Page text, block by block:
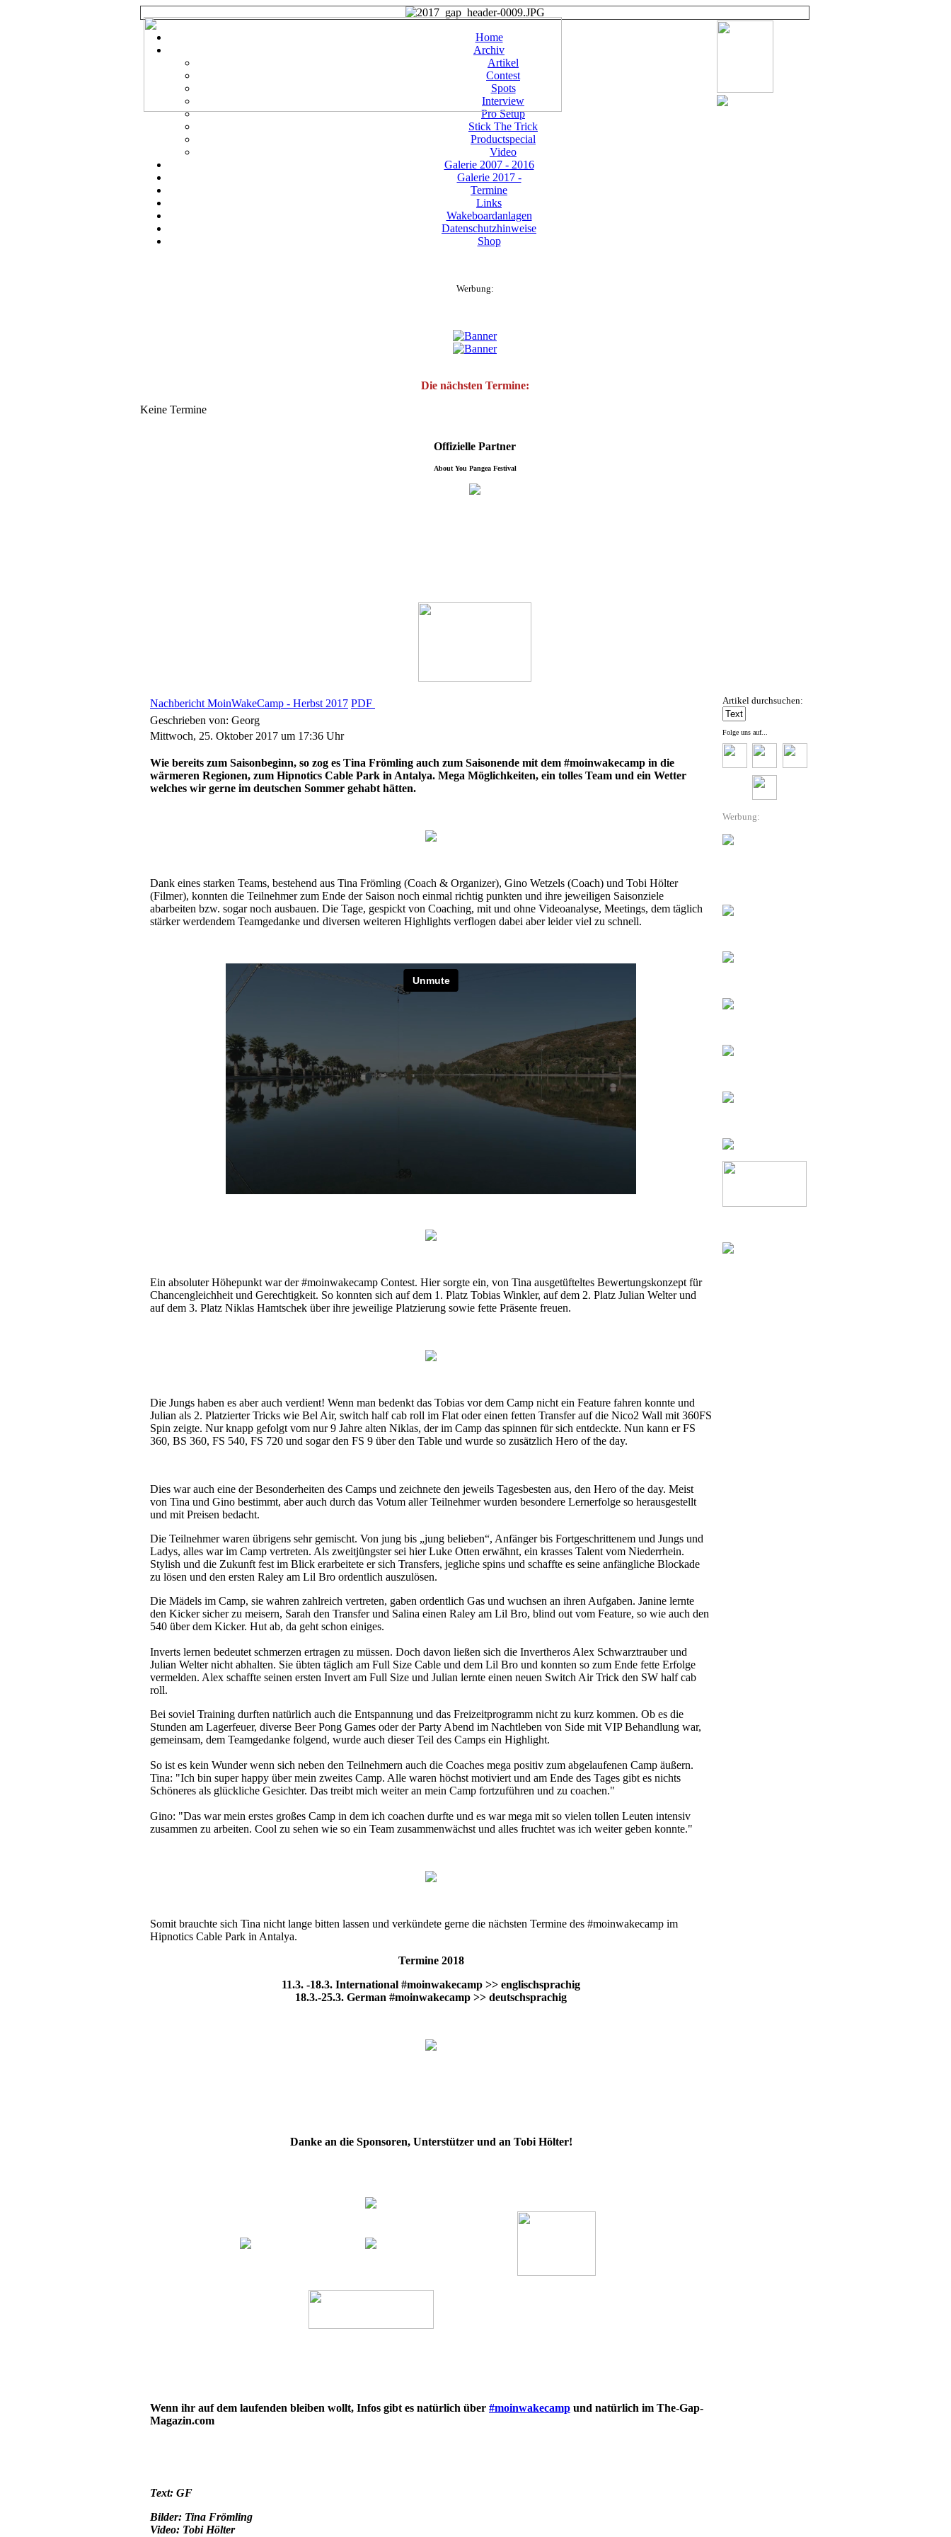
Home
Archiv
Artikel
Contest
Spots
Interview
Pro Setup
Stick The Trick
Productspecial
Video
Galerie 2007 - 2016
Galerie 2017 -
Termine
Links
Wakeboardanlagen
Datenschutzhinweise
Shop
Werbung:
Die nächsten Termine:
Keine Termine
Offizielle Partner
About You Pangea Festival
Nachbericht MoinWakeCamp - Herbst 2017 PDF
Geschrieben von: Georg
Mittwoch, 25. Oktober 2017 um 17:36 Uhr
Wie bereits zum Saisonbeginn, so zog es Tina Frömling auch zum Saisonende mit dem #moinwakecamp in die
wärmeren Regionen, zum Hipnotics Cable Park in Antalya. Mega Möglichkeiten, ein tolles Team und ein Wetter
welches wir gerne im deutschen Sommer gehabt hätten.
Dank eines starken Teams, bestehend aus Tina Frömling (Coach & Organizer), Gino Wetzels (Coach) und Tobi Hölter
(Filmer), konnten die Teilnehmer zum Ende der Saison noch einmal richtig punkten und ihre jeweiligen Saisonziele
abarbeiten bzw. sogar noch ausbauen. Die Tage, gespickt von Coaching, mit und ohne Videoanalyse, Meetings, dem täglich
stärker werdendem Teamgedanke und diversen weiteren Highlights verflogen dabei aber leider viel zu schnell.
Ein absoluter Höhepunkt war der #moinwakecamp Contest. Hier sorgte ein, von Tina ausgetüfteltes Bewertungskonzept für
Chancengleichheit und Gerechtigkeit. So konnten sich auf dem 1. Platz Tobias Winkler, auf dem 2. Platz Julian Welter und
auf dem 3. Platz Niklas Hamtschek über ihre jeweilige Platzierung sowie fette Präsente freuen.
Die Jungs haben es aber auch verdient! Wenn man bedenkt das Tobias vor dem Camp nicht ein Feature fahren konnte und
Julian als 2. Platzierter Tricks wie Bel Air, switch half cab roll im Flat oder einen fetten Transfer auf die Nico2 Wall mit 360FS
Spin zeigte. Nur knapp gefolgt vom nur 9 Jahre alten Niklas, der im Camp das spinnen für sich entdeckte. Nun kann er FS
360, BS 360, FS 540, FS 720 und sogar den FS 9 über den Table und wurde so zusätzlich Hero of the day.
Dies war auch eine der Besonderheiten des Camps und zeichnete den jeweils Tagesbesten aus, den Hero of the day. Meist
von Tina und Gino bestimmt, aber auch durch das Votum aller Teilnehmer wurden besondere Lernerfolge so herausgestellt
und mit Preisen bedacht.
Die Teilnehmer waren übrigens sehr gemischt. Von jung bis „jung belieben“, Anfänger bis Fortgeschrittenem und Jungs und
Ladys, alles war im Camp vertreten. Als zweitjüngster sei hier Luke Otten erwähnt, ein krasses Talent vom Niederrhein.
Stylish und die Zukunft fest im Blick erarbeitete er sich Transfers, jegliche spins und schaffte es seine anfängliche Blockade
zu lösen und den ersten Raley am Lil Bro ordentlich auszulösen.
Die Mädels im Camp, sie wahren zahlreich vertreten, gaben ordentlich Gas und wuchsen an ihren Aufgaben. Janine lernte
den Kicker sicher zu meisern, Sarah den Transfer und Salina einen Raley am Lil Bro, blind out vom Feature, so wie auch den
540 über dem Kicker. Hut ab, da geht schon einiges.
Inverts lernen bedeutet schmerzen ertragen zu müssen. Doch davon ließen sich die Invertheros Alex Schwarztrauber und
Julian Welter nicht abhalten. Sie übten täglich am Full Size Cable und dem Lil Bro und konnten so zum Ende fette Erfolge
vermelden. Alex schaffte seinen ersten Invert am Full Size und Julian lernte einen neuen Switch Air Trick den SW half cab
roll.
Bei soviel Training durften natürlich auch die Entspannung und das Freizeitprogramm nicht zu kurz kommen. Ob es die
Stunden am Lagerfeuer, diverse Beer Pong Games oder der Party Abend im Nachtleben von Side mit VIP Behandlung war,
gemeinsam, dem Teamgedanke folgend, wurde auch dieser Teil des Camps ein Highlight.
So ist es kein Wunder wenn sich neben den Teilnehmern auch die Coaches mega positiv zum abgelaufenen Camp äußern.
Tina: "Ich bin super happy über mein zweites Camp. Alle waren höchst motiviert und am Ende des Tages gibt es nichts
Schöneres als glückliche Gesichter. Das treibt mich weiter an mein Camp fortzuführen und zu coachen."
Gino: "Das war mein erstes großes Camp in dem ich coachen durfte und es war mega mit so vielen tollen Leuten intensiv
zusammen zu arbeiten. Cool zu sehen wie so ein Team zusammenwächst und alles fruchtet was ich weiter geben konnte."
Somit brauchte sich Tina nicht lange bitten lassen und verkündete gerne die nächsten Termine des #moinwakecamp im
Hipnotics Cable Park in Antalya.
Termine 2018
11.3. -18.3. International #moinwakecamp >> englischsprachig
18.3.-25.3. German #moinwakecamp >> deutschsprachig
Danke an die Sponsoren, Unterstützer und an Tobi Hölter!
Wenn ihr auf dem laufenden bleiben wollt, Infos gibt es natürlich über #moinwakecamp und natürlich im The-Gap-
Magazin.com
Text: GF
Bilder: Tina Frömling
Video: Tobi Hölter
Artikel durchsuchen:
Folge uns auf...
Werbung: